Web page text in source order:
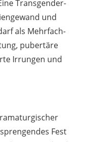
Transgender-
und
als Mehrfach-
pubertäre
Irrungen und
Fest